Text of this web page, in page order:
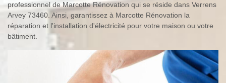
professionnel de Marcotte Rénovation qui se réside dans Verrens
Arvey 73460. Ainsi, garantissez à Marcotte Rénovation la
réparation et l'installation d'électricité pour votre maison ou votre
bâtiment.